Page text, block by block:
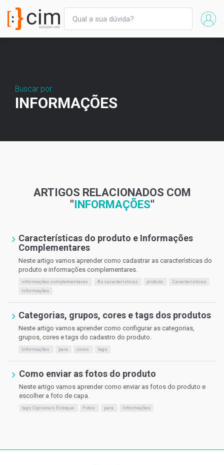
Buscar por:
INFORMAÇÕES
ARTIGOS RELACIONADOS COM
"INFORMAÇÕES"
Características do produto e Informações
Complementares
Neste artigo vamos aprender como cadastrar as características do
produto e informações complementares.
informações complementares As características produto
Características
Informações
Categorias, grupos, cores e tags dos produtos
Neste artigo vamos aprender como configurar as categorias,
grupos, cores e tags do cadastro do produto.
Informações para cores tags
Como enviar as fotos do produto
Neste artigo vamos aprender como enviar as fotos do produto e
escolher a foto de capa.
tags Opcionais Estoque Fotos para Informações